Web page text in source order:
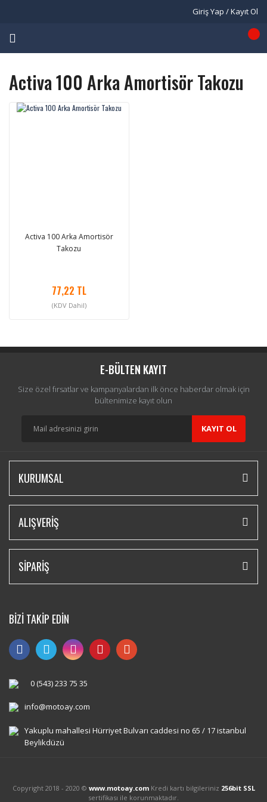
Giriş Yap / Kayıt Ol
Activa 100 Arka Amortisör Takozu
Activa 100 Arka Amortisör
Takozu
77,22 TL
(KDV Dahil)
E-BÜLTEN KAYIT
Size özel fırsatlar ve kampanyalardan ilk önce haberdar olmak için
bültenimize kayıt olun
KAYIT OL
KURUMSAL
ALIŞVERİŞ
SİPARİŞ
BİZİ TAKİP EDİN
0 (543) 233 75 35
info@motoay.com
Yakuplu mahallesi Hürriyet Bulvarı caddesi no 65 / 17 istanbul
Beylikdüzü
Copyright 2018 - 2020 © www.motoay.comKredi kartı bilgileriniz 256bit SSL
sertifikası ile korunmaktadır.